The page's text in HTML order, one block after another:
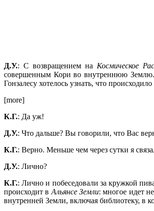
Д.У.: С возвращением на Космическое
совершенным Кори во внутреннюю Землю.
Гонзалесу хотелось узнать, что
[more]
К.Г.: Да уж!
Д.У.: Что дальше? Вы говорили, что Вас
К.Г.: Верно. Меньше чем через сутки я
Д.У.: Лично?
К.Г.: Лично и побеседовали за кружкой
происходит вАльянсе Земли: многое идет
внутренней Земли, включая библиотеку, в